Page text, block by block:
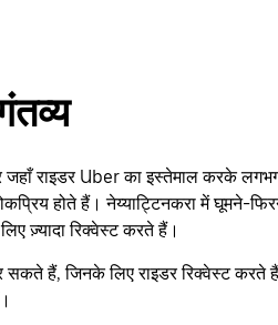
राइडर Uber का इस्तेमाल करके
होते हैं। नेय्याट्टिनकरा में घूमने-
ज़्यादा रिक्वेस्ट करते हैं।
सकते हैं, जिनके लिए राइडर रिक्वेस्ट